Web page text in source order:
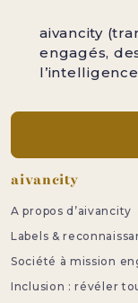
aivancity
engagés,
Pied de page
aivancity
A propos d’aivancity
Labels &
Société à mission
Inclusion : révéler